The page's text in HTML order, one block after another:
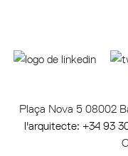
Plaça Nova 5 08002
l'arquitecte: +34 93